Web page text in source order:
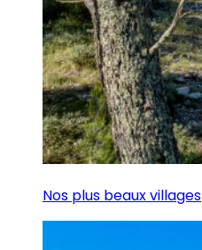
Nos plus beaux villages